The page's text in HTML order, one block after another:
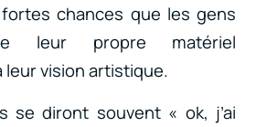
chances que les gens
leur propre matériel
vision artistique.
se diront souvent « ok, j’ai